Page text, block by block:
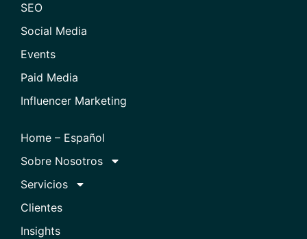
SEO
Social Media
Events
Paid Media
Influencer Marketing
Home – Español
Sobre Nosotros
Servicios
Clientes
Insights